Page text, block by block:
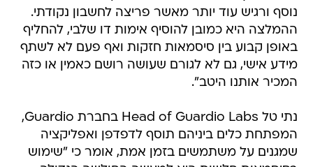
נוסף ורגיש עוד יותר מאשר פריצה לחשבון נקודתי.
ההמלצה היא כמובן להוסיף אימות דו שלבי, להחליף
באופן קבוע בין סיסמאות חזקות ואף פעם לא לשתף
מידע אישי, גם לא לגורם שעושה רושם כאמין או כזה
המכיר אותנו היטב".
נתי טל Head of Guardio Labs בחברת Guardio,
המפתחת כלים ביניהם תוסף לדפדפן ואפליקציה
שמגנים על משתמשים בזמן אמת, אומר כי "שימוש